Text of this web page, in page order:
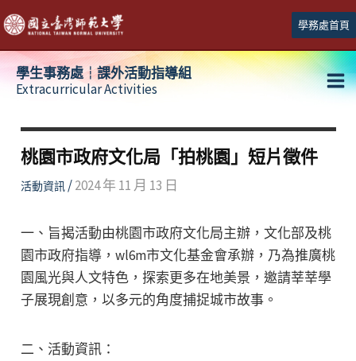
跳
至
主
學務處首頁
學生事務處┆課外活動指導組
Extracurricular Activities
桃園市政府文化局「拍桃園」短片徵件
活動資訊/2024 年 11 月 13 日
一、旨揭活動由桃園市政府文化局主辦，文化部及桃
園市政府指導，wl6m市文化基金會承辦，乃為推廣桃
園風光與人文特色，探索更多在地美景，邀請莘莘學
子展現創意，以多元的角度捕捉城市故事。
二、活動資訊：